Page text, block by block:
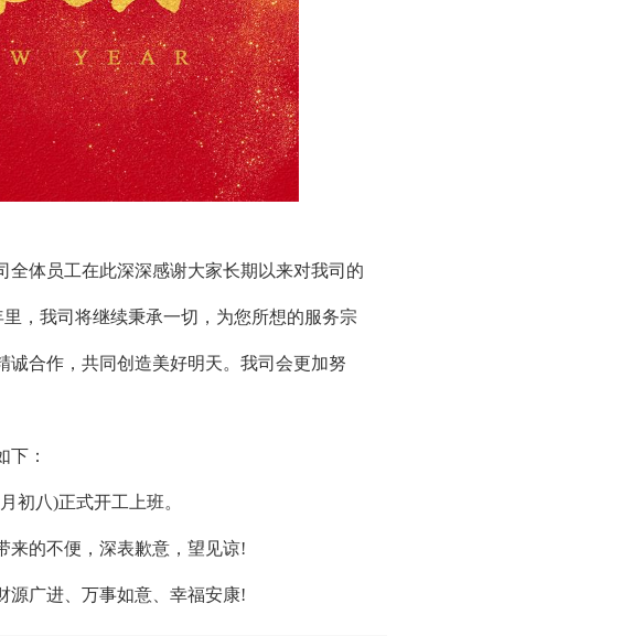
体员工在此深深感谢大家长期以来对我司的
，我司将继续秉承一切，为您所想的服务宗
诚合作，共同创造美好明天。我司会更加努
：
八)正式开工上班。
的不便，深表歉意，望见谅!
广进、万事如意、幸福安康!